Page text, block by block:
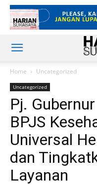
Home Uncategorized
Uncategorized
Pj.
BPJS
Universal
dan
Layanan